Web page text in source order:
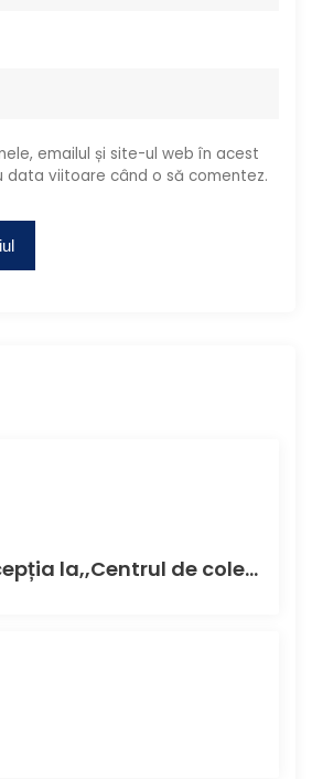
emailul și site-ul web în acest
data viitoare când o să comentez.
S-a făcut recepția la,,Centrul de colectare cu aport voluntar” (CAV), unde buzoienii pot aduce deșeuri care nu încap în pubela de acasă